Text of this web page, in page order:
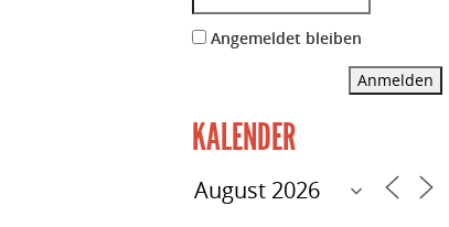
Angemeldet bleiben
Anmelden
KALENDER